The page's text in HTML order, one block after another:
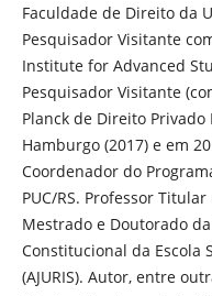
Faculdade de Direito da
Pesquisador Visitante
Institute for Advanced
Pesquisador Visitante
Planck de Direito
Hamburgo (2017) e em
Coordenador do
PUC/RS. Professor
Mestrado e Doutorado
Constitucional da Escola
(AJURIS). Autor, entre